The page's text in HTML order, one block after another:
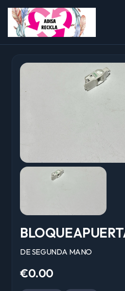
DE SEGUNDA MANO
€0.00